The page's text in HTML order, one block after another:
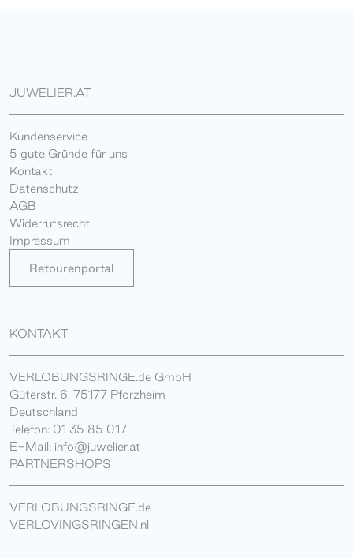
JUWELIER.AT
Kundenservice
5 gute Gründe für uns
Kontakt
Datenschutz
AGB
Widerrufsrecht
Impressum
Retourenportal
KONTAKT
VERLOBUNGSRINGE.de GmbH
Güterstr. 6, 75177 Pforzheim
Deutschland
Telefon: 01 35 85 017
E-Mail: info@juwelier.at
PARTNERSHOPS
VERLOBUNGSRINGE.de
VERLOVINGSRINGEN.nl